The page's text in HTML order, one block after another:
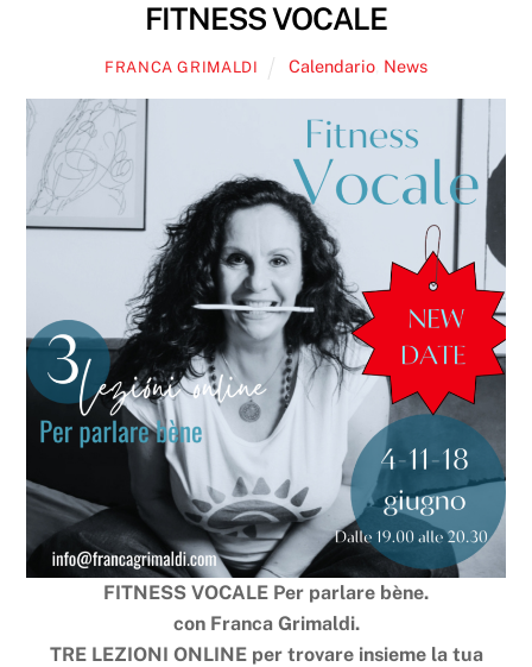
FITNESS VOCALE
FRANCA GRIMALDI Calendario News
FITNESS VOCALE Per parlare bène.
con Franca Grimaldi.
TRE LEZIONI ONLINE per trovare insieme la tua